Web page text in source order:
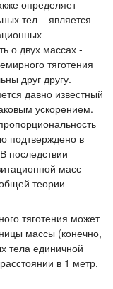
определяет
тел – является
о двух массах -
тяготения
друг другу.
давно известный
ускорением.
подтверждено в
последствии
масс
теории
тяготения может
массы (конечно,
тела единичной
в 1 метр,